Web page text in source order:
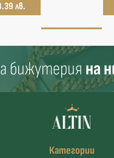
лв.
бижутерия на
Категории